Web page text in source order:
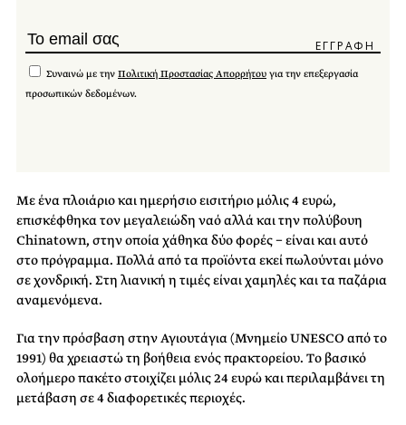
Συναινώ με την Πολιτική Προστασίας Απορρήτου για την επεξεργασία
προσωπικών δεδομένων.
Με ένα πλοιάριο και ημερήσιο εισιτήριο μόλις 4 ευρώ,
επισκέφθηκα τον μεγαλειώδη ναό αλλά και την πολύβουη
Chinatown, στην οποία χάθηκα δύο φορές − είναι και αυτό
στο πρόγραμμα. Πολλά από τα προϊόντα εκεί πωλούνται μόνο
σε χονδρική. Στη λιανική η τιμές είναι χαμηλές και τα παζάρια
αναμενόμενα.
Για την πρόσβαση στην Αγιουτάγια (Μνημείο UNESCO από το
1991) θα χρειαστώ τη βοήθεια ενός πρακτορείου. Tο βασικό
ολοήμερο πακέτο στοιχίζει μόλις 24 ευρώ και περιλαμβάνει τη
μετάβαση σε 4 διαφορετικές περιοχές.